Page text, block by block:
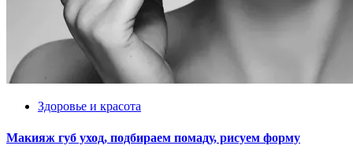
Здоровье и красота
Макияж губ уход, подбираем помаду, рисуем форму